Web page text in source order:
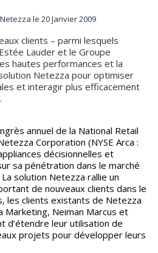
le 20 Janvier 2009
clients – parmi lesquels
Lauder et le Groupe
hautes performances et la
Netezza pour optimiser
et interagir plus efficacement
Corporation (NYSE Arca :
décisionnelles et
sa pénétration dans le marché
solution Netezza rallie un
de nouveaux clients dans le
les clients existants de Netezza
Marketing, Neiman Marcus et
d’étendre leur utilisation de
projets pour développer leurs